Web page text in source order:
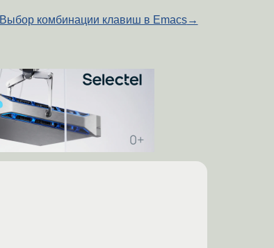
Выбор комбинации клавиш в Emacs→